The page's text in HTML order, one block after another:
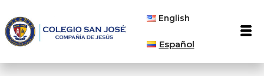
contenido
English
Español